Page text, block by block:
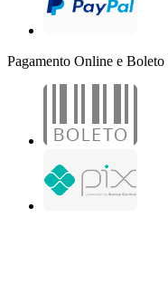
Pagamento Online e Boleto